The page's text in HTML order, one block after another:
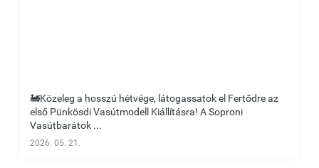
🚂Közeleg a hosszú hétvége, látogassatok el Fertődre az
első Pünkösdi Vasútmodell Kiállításra! A Soproni
Vasútbarátok ...
2026. 05. 21.